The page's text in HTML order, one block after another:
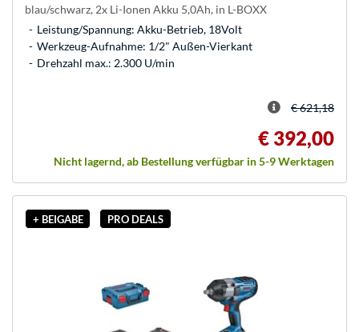
blau/schwarz, 2x Li-Ionen Akku 5,0Ah, in L-BOXX
Leistung/Spannung: Akku-Betrieb, 18Volt
Werkzeug-Aufnahme: 1/2" Außen-Vierkant
Drehzahl max.: 2.300 U/min
€ 621,18
€ 392,00
Nicht lagernd, ab Bestellung verfügbar in 5-9 Werktagen
+ BEIGABE PRO DEALS